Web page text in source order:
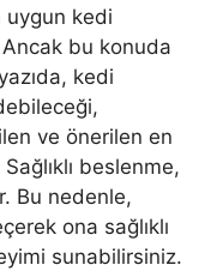
uygun kedi
Ancak bu konuda
kedi
ve önerilen en
beslenme,
Bu nedenle,
ona sağlıklı
sunabilirsiniz.